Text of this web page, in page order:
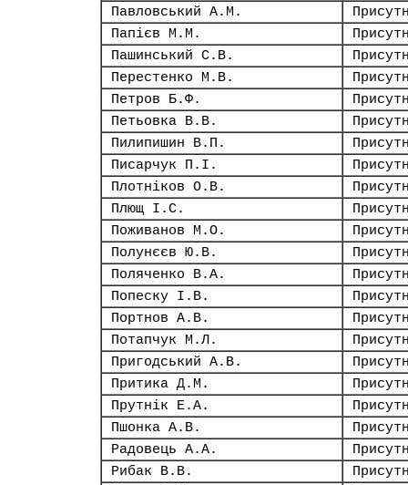
Павловський А.М.
Папієв М.М.
Пашинський С.В.
Перестенко М.В.
Петров Б.Ф.
Петьовка В.В.
Пилипишин В.П.
Писарчук П.І.
Плотніков О.В.
Плющ І.С.
Поживанов М.О.
Полунєєв Ю.В.
Поляченко В.А.
Попеску І.В.
Портнов А.В.
Потапчук М.Л.
Пригодський А.В.
Притика Д.М.
Прутнік Е.А.
Пшонка А.В.
Радовець А.А.
Рибак В.В.